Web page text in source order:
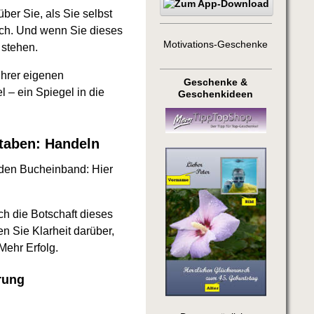
Sie, als Sie selbst
Und wenn Sie dieses
eigenen
– ein Spiegel in die
Handeln
Bucheinband: Hier
die Botschaft dieses
Sie Klarheit darüber,
Erfolg.
Motivations-Geschenke
Geschenke &
Geschenkideen